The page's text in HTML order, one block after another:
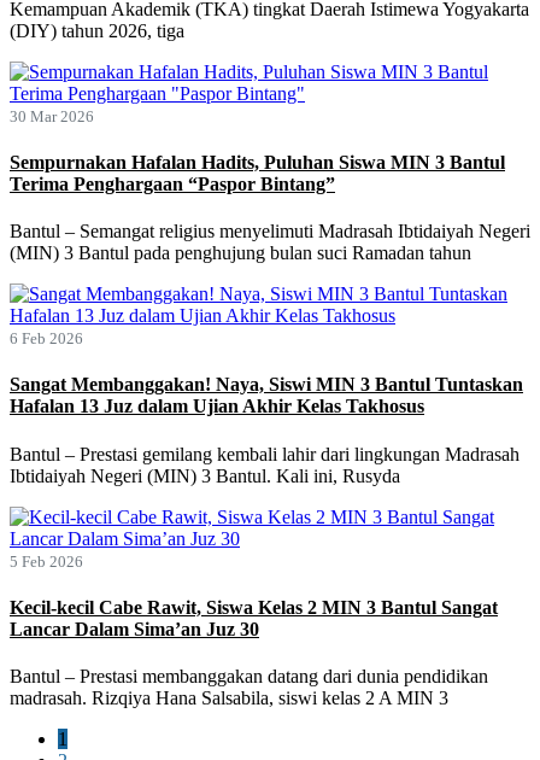
Kemampuan Akademik (TKA) tingkat Daerah Istimewa Yogyakarta
(DIY) tahun 2026, tiga
30 Mar 2026
Sempurnakan Hafalan Hadits, Puluhan Siswa MIN 3 Bantul
Terima Penghargaan “Paspor Bintang”
Bantul – Semangat religius menyelimuti Madrasah Ibtidaiyah Negeri
(MIN) 3 Bantul pada penghujung bulan suci Ramadan tahun
6 Feb 2026
Sangat Membanggakan! Naya, Siswi MIN 3 Bantul Tuntaskan
Hafalan 13 Juz dalam Ujian Akhir Kelas Takhosus
Bantul – Prestasi gemilang kembali lahir dari lingkungan Madrasah
Ibtidaiyah Negeri (MIN) 3 Bantul. Kali ini, Rusyda
5 Feb 2026
Kecil-kecil Cabe Rawit, Siswa Kelas 2 MIN 3 Bantul Sangat
Lancar Dalam Sima’an Juz 30
Bantul – Prestasi membanggakan datang dari dunia pendidikan
madrasah. Rizqiya Hana Salsabila, siswi kelas 2 A MIN 3
1